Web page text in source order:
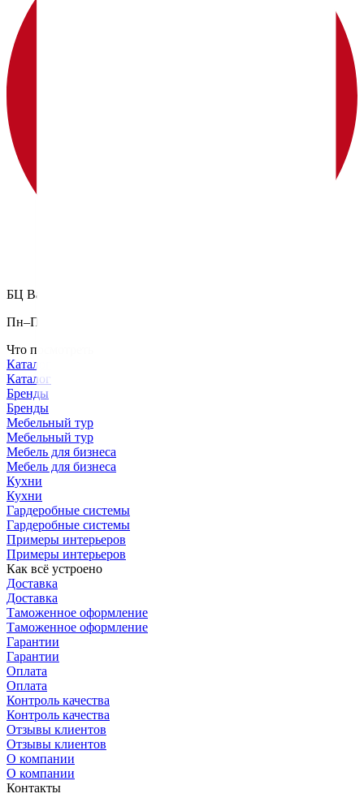
БЦ Ванкэ, Фошань, Гуандун, Китай
Пн–Пт 5:00–14:00 (Мск)
Что посмотреть
Каталог
Каталог
Бренды
Бренды
Мебельный тур
Мебельный тур
Мебель для бизнеса
Мебель для бизнеса
Кухни
Кухни
Гардеробные системы
Гардеробные системы
Примеры интерьеров
Примеры интерьеров
Как всё устроено
Доставка
Доставка
Таможенное оформление
Таможенное оформление
Гарантии
Гарантии
Оплата
Оплата
Контроль качества
Контроль качества
Отзывы клиентов
Отзывы клиентов
О компании
О компании
Контакты